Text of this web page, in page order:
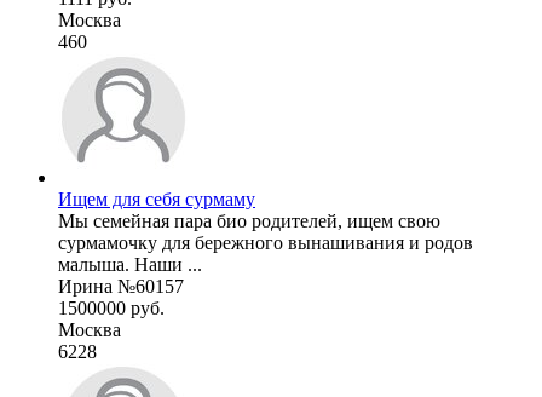
Москва
460
Ищем для себя сурмаму
Мы семейная пара био родителей, ищем свою
сурмамочку для бережного вынашивания и родов
малыша. Наши ...
Ирина №60157
1500000 руб.
Москва
6228